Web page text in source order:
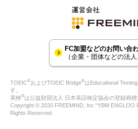
FC加盟などのお問い合
（企業・団体などの法人
TOEIC®およびTOEIC Bridge®はEducational
す。
英検®は公益財団法人 日本英語検定協会の登録商標
Copyright © 2020 FREEMIND, Inc.“YBM ENGLOO
Rights Reserved.